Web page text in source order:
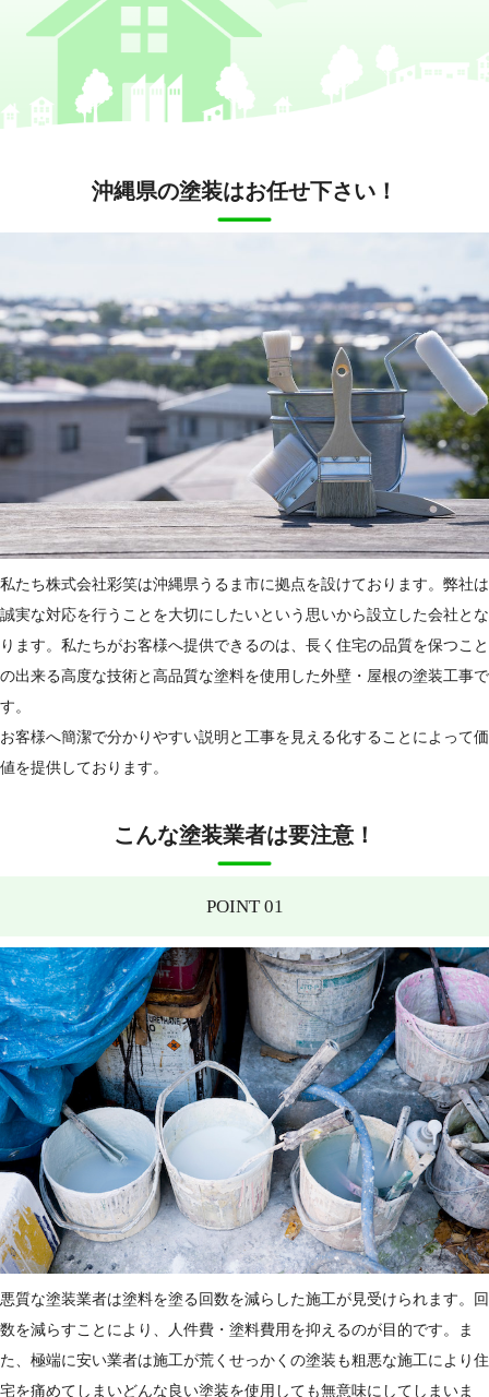
沖縄県の塗装はお任せ下さい！
私たち株式会社彩笑は沖縄県うるま市に拠点を設けております。弊社は
誠実な対応を行うことを大切にしたいという思いから設立した会社とな
ります。私たちがお客様へ提供できるのは、長く住宅の品質を保つこと
の出来る高度な技術と高品質な塗料を使用した外壁・屋根の塗装工事で
す。
お客様へ簡潔で分かりやすい説明と工事を見える化することによって価
値を提供しております。
こんな塗装業者は要注意！
POINT 01
悪質な塗装業者は塗料を塗る回数を減らした施工が見受けられます。回
数を減らすことにより、人件費・塗料費用を抑えるのが目的です。ま
た、極端に安い業者は施工が荒くせっかくの塗装も粗悪な施工により住
宅を痛めてしまいどんな良い塗装を使用しても無意味にしてしまいま